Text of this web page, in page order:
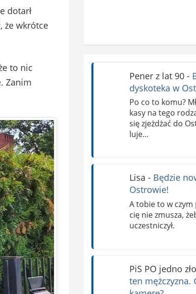
dotarł
że wkrótce
to nic
Zanim
Pener z lat 90-
dyskoteka w
Po co to komu?
kasy na tego
się zjeżdżać do
luje…
Lisa - Będzie
Ostrowie!
A tobie to w czym
cię nie zmusza,
uczestniczył.
PiS PO jedno zło
ten mężczyzna.